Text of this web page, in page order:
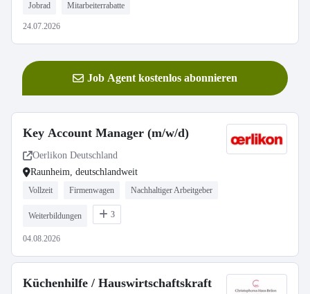
Jobrad Mitarbeiterrabatte
24.07.2026
Job Agent kostenlos abonnieren
Key Account Manager (m/w/d)
Oerlikon Deutschland
Raunheim, deutschlandweit
Vollzeit Firmenwagen Nachhaltiger Arbeitgeber
Weiterbildungen 3
04.08.2026
Küchenhilfe / Hauswirtschaftskraft